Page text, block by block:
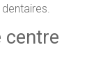
centre